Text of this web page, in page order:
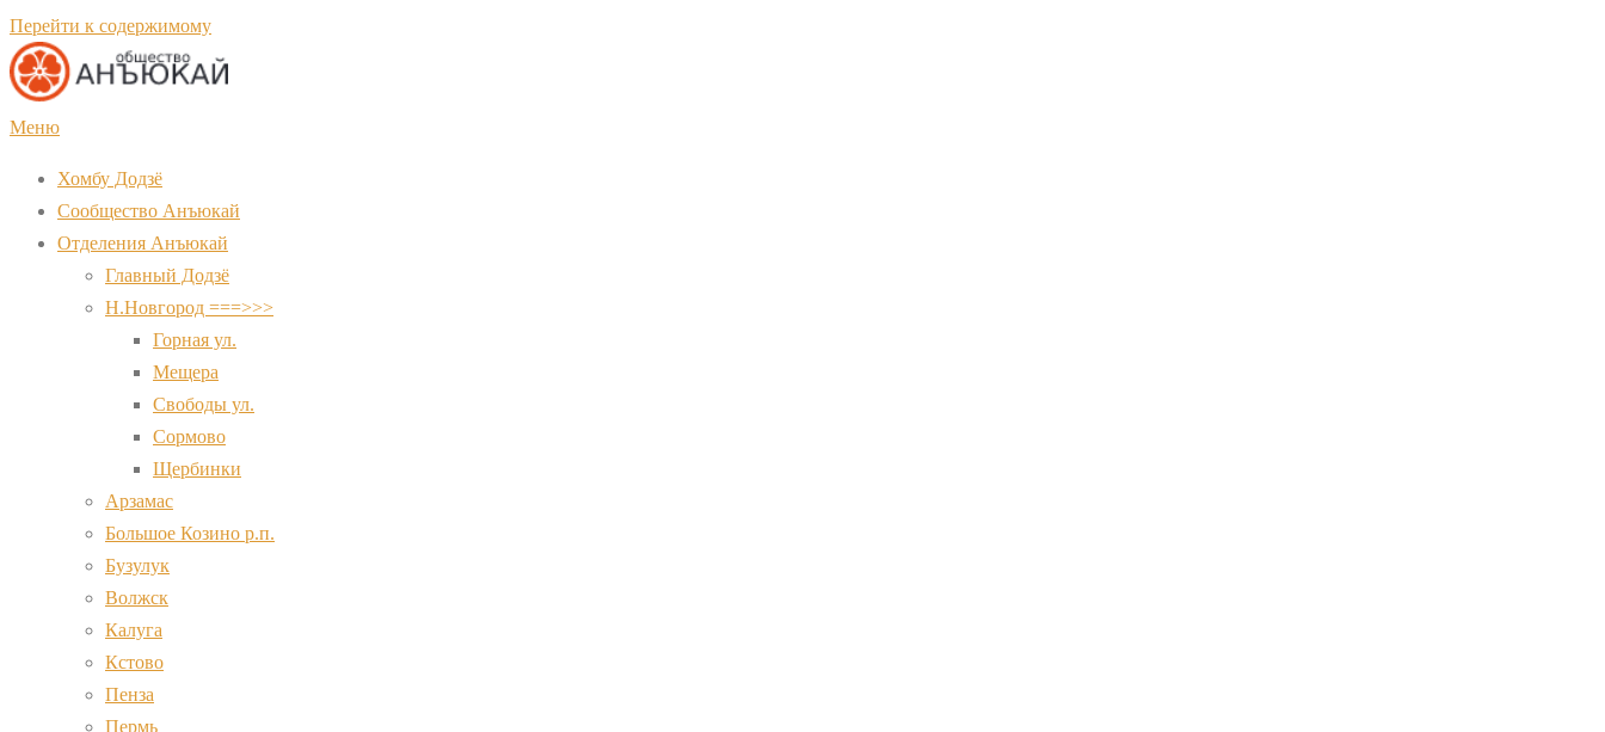
Перейти к содержимому
Меню
Хомбу Додзё
Сообщество Анъюкай
Отделения Анъюкай
Главный Додзё
Н.Новгород ===>>>
Горная ул.
Мещера
Свободы ул.
Сормово
Щербинки
Арзамас
Большое Козино р.п.
Бузулук
Волжск
Калуга
Кстово
Пенза
Пермь